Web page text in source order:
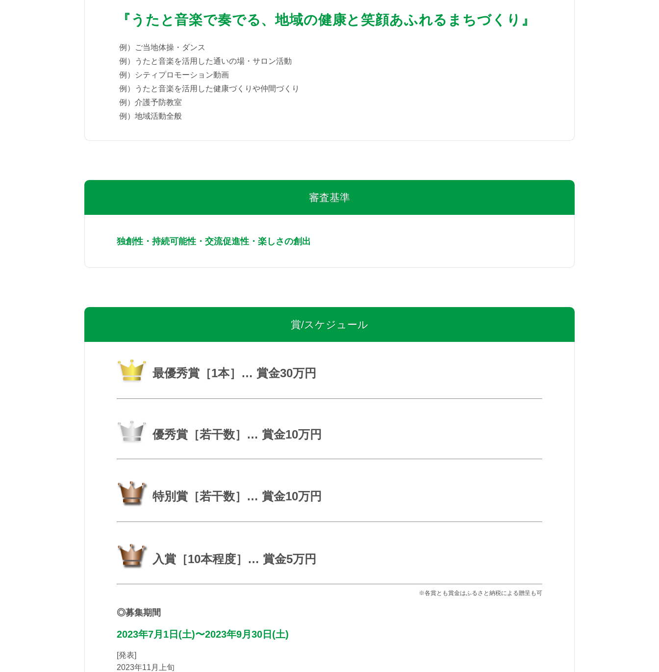
『うたと音楽で奏でる、地域の健康と笑顔あふれるまちづくり』
例）ご当地体操・ダンス
例）うたと音楽を活用した通いの場・サロン活動
例）シティプロモーション動画
例）うたと音楽を活用した健康づくりや仲間づくり
例）介護予防教室
例）地域活動全般
審査基準
独創性・持続可能性・交流促進性・楽しさの創出
賞/スケジュール
最優秀賞［1本］… 賞金30万円
優秀賞［若干数］… 賞金10万円
特別賞［若干数］… 賞金10万円
入賞［10本程度］… 賞金5万円
※各賞とも賞金はふるさと納税による贈呈も可
募集期間
2023年7月1日(土)〜2023年9月30日(土)
[発表]
2023年11月上旬